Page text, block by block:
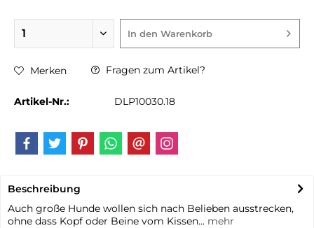
In den Warenkorb
Merken Fragen zum Artikel?
Artikel-Nr.: DLP10030.18
Beschreibung
Auch große Hunde wollen sich nach Belieben ausstrecken,
ohne dass Kopf oder Beine vom Kissen... mehr